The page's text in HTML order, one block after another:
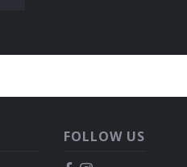
FOLLOW US